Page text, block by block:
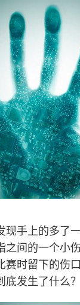
现手上的多了
之间的一个小
赛时留下的伤
发生了什么？